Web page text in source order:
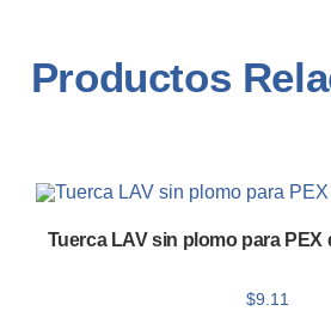
Productos
Tuerca LAV sin plomo para PEX
$9.11